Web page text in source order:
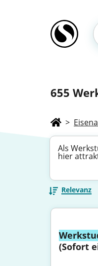
655
>
Als
hier
Relevanz
(Sofort